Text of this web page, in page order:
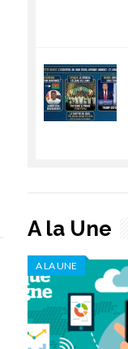
A la Une
A LA UNE